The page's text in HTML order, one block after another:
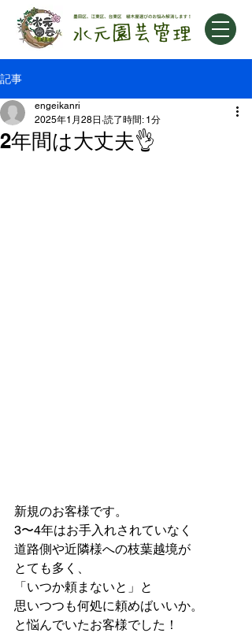
記事
2年間は大丈夫👌
engeikanri
2025年1月28日 読了時間: 1分
新規のお客様です。
3〜4年はお手入れされていなく
道路側や近隣様への枝葉越境が
とても多く、
「いつか頼まないと」と
思いつつも何処に頼めばいいか。
と悩んでいたお客様でした！